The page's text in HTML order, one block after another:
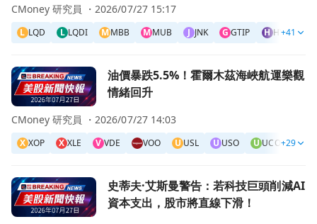
L LQD L LQDI MMBB MMUB J JNK G GTIP H HYG
+41
CMoney 研究員 ・2026/07/27 15:17
前往油價暴跌5.5%！霍爾木茲海峽航運樂觀情緒回升頁面
油價暴跌5.5%！霍爾木茲海峽航運樂觀
情緒回升
X XOP X XLE V VDE VOO U USL U USO U UCO+29
CMoney 研究員 ・2026/07/27 14:03
前往史蒂夫·艾斯曼警告：若科技巨頭削減AI資本支出，股市
史蒂夫·艾斯曼警告：若科技巨頭削減AI
資本支出，股市將直線下滑！